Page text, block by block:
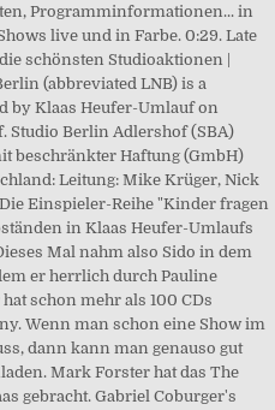
Programminformationen... in
live und in Farbe. 0:29. Late
schönsten Studioaktionen |
(abbreviated LNB) is a
by Klaas Heufer-Umlauf on
Studio Berlin Adlershof (SBA)
beschränkter Haftung (GmbH)
Leitung: Mike Krüger, Nick
Einspieler-Reihe "Kinder fragen
in Klaas Heufer-Umlaufs
Mal nahm also Sido in dem
er herrlich durch Pauline
schon mehr als 100 CDs
Wenn man schon eine Show im
dann kann man genauso gut
Mark Forster hat das The
gebracht. Gabriel Coburger's